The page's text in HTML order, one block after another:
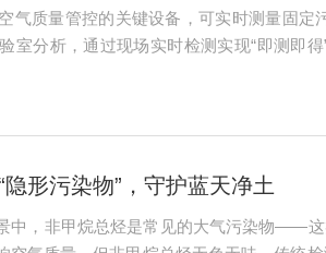
气质量管控的关键设备，可实时测量固
室分析，通过现场实时检测实现“即测即
浓度转...
形污染物”，守护蓝天净土​
中，非甲烷总烃是常见的大气污染物——